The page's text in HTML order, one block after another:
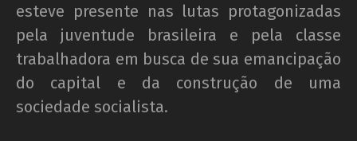
esteve presente nas lutas protagonizadas
pela juventude brasileira e pela classe
trabalhadora em busca de sua emancipação
do capital e da construção de uma
sociedade socialista.